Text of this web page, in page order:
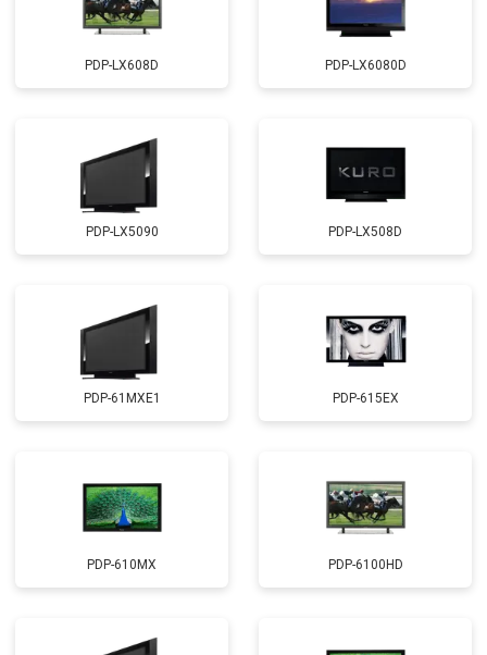
PDP-LX608D PDP-LX6080D
PDP-LX5090 PDP-LX508D
PDP-61MXE1 PDP-615EX
PDP-610MX PDP-6100HD